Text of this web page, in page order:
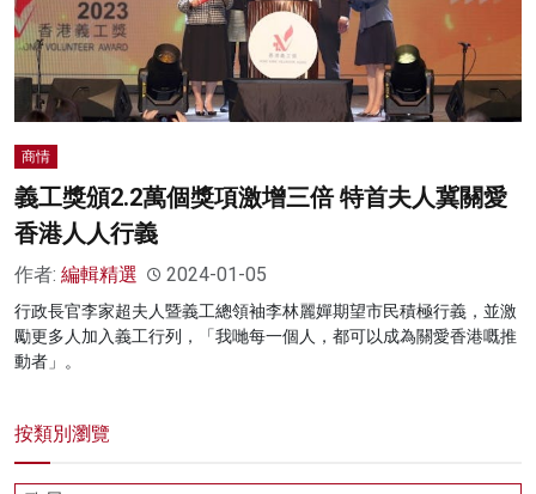
商情
義工獎頒2.2萬個獎項激增三倍 特首夫人冀關愛
香港人人行義
作者: 編輯精選 2024-01-05
行政長官李家超夫人暨義工總領袖李林麗嬋期望市民積極行義，並激
勵更多人加入義工行列，「我哋每一個人，都可以成為關愛香港嘅推
動者」。
按類別瀏覽